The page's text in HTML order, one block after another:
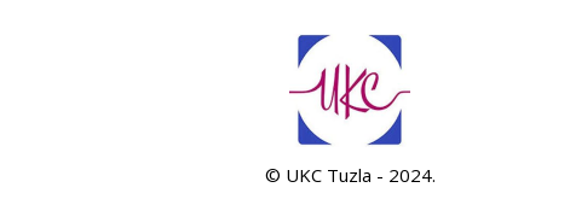
© UKC Tuzla - 2024.